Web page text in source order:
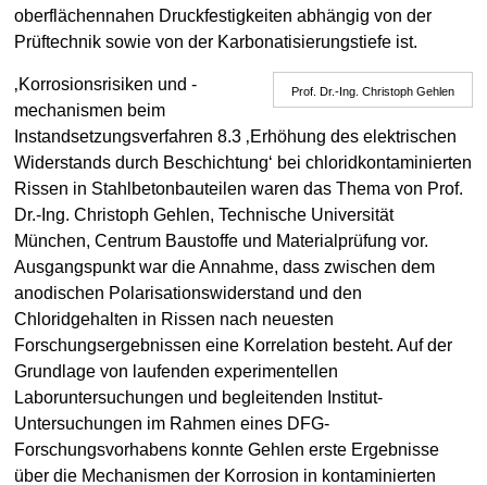
oberflächennahen Druckfestigkeiten abhängig von der
Prüftechnik sowie von der Karbonatisierungstiefe ist.
Prof. Dr.-Ing. Christoph Gehlen
‚Korrosionsrisiken und -
mechanismen beim
Instandsetzungsverfahren 8.3 ‚Erhöhung des elektrischen
Widerstands durch Beschichtung‘ bei chloridkontaminierten
Rissen in Stahlbetonbauteilen waren das Thema von Prof.
Dr.-Ing. Christoph Gehlen, Technische Universität
München, Centrum Baustoffe und Materialprüfung vor.
Ausgangspunkt war die Annahme, dass zwischen dem
anodischen Polarisationswiderstand und den
Chloridgehalten in Rissen nach neuesten
Forschungsergebnissen eine Korrelation besteht. Auf der
Grundlage von laufenden experimentellen
Laboruntersuchungen und begleitenden Institut-
Untersuchungen im Rahmen eines DFG-
Forschungsvorhabens konnte Gehlen erste Ergebnisse
über die Mechanismen der Korrosion in kontaminierten